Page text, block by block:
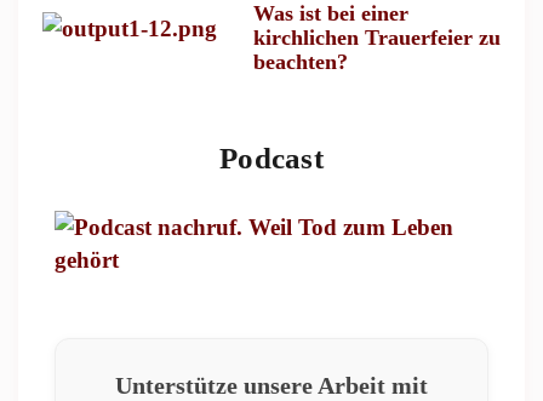
Was ist bei einer
kirchlichen Trauerfeier zu
beachten?
Podcast
Unterstütze unsere Arbeit mit